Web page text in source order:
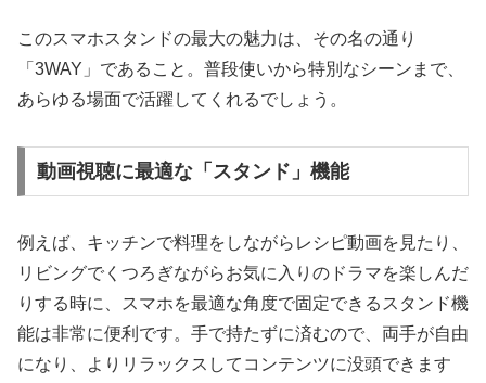
このスマホスタンドの最大の魅力は、その名の通り
「3WAY」であること。普段使いから特別なシーンまで、
あらゆる場面で活躍してくれるでしょう。
動画視聴に最適な「スタンド」機能
例えば、キッチンで料理をしながらレシピ動画を見たり、
リビングでくつろぎながらお気に入りのドラマを楽しんだ
りする時に、スマホを最適な角度で固定できるスタンド機
能は非常に便利です。手で持たずに済むので、両手が自由
になり、よりリラックスしてコンテンツに没頭できます